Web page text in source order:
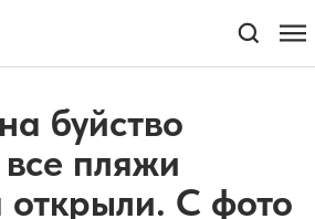
буйство
пляжи
открыли. С фото